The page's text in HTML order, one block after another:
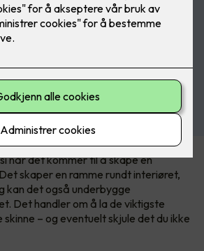
når det kommer til å skape en
skaper en ramme rundt interiøret,
kan det også underbygge
Det handler om å la de viktigste
– og eventuelt skjule det du ikke